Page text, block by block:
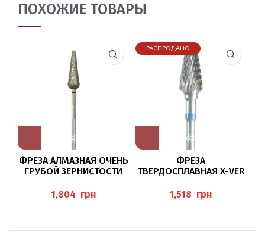
ПОХОЖИЕ ТОВАРЫ
ФРЕЗА АЛМАЗНАЯ ОЧЕНЬ
ГРУБОЙ ЗЕРНИСТОСТИ
грн
РАСПРОДАНО
ФРЕЗА
ТВЕРДОСПЛАВНАЯ X-VER
грн